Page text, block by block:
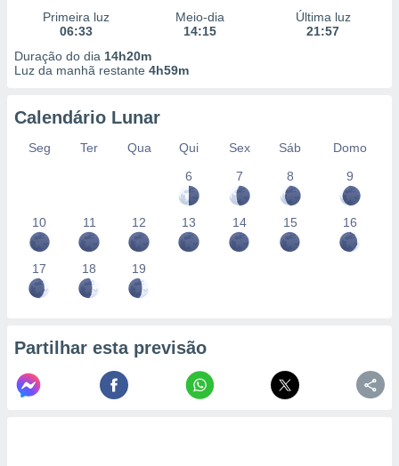
Primeira luz
06:33
Meio-dia
14:15
Última luz
21:57
Duração do dia 14h20m
Luz da manhã restante 4h59m
Calendário Lunar
Seg Ter Qua Qui Sex Sáb
Domo
6
7 8 9
10 11 12 13 14 15 16
17 18 19
Partilhar esta previsão